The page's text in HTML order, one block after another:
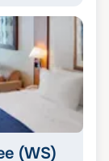
(WS)